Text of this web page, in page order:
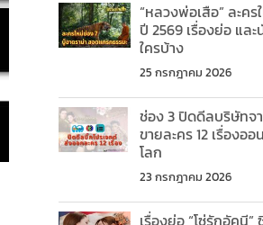
“หลวงพ่อเสือ” ละคร
ปี 2569 เรื่องย่อ แล
ใครบ้าง
25 กรกฎาคม 2026
ช่อง 3 ปิดดีลบริษัทจ
ขายละคร 12 เรื่องอ
โลก
23 กรกฎาคม 2026
เรื่องย่อ “โซ่รักอัคนี”